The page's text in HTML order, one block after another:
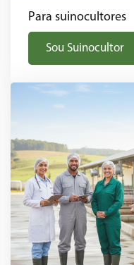
Para suinocultores
Sou Suinocultor